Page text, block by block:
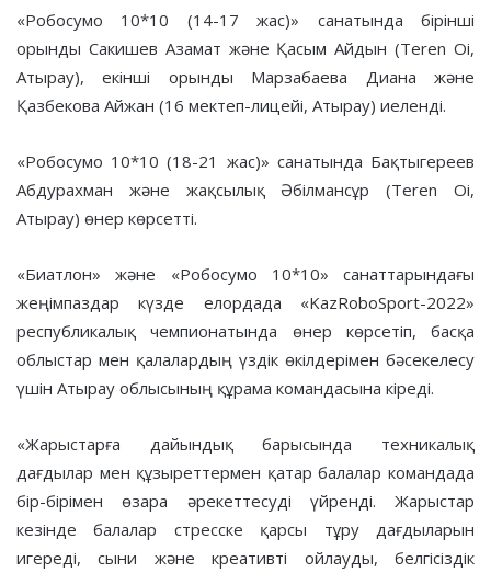
«Робосумо 10*10 (14-17 жас)» санатында бірінші
орынды Сакишев Азамат және Қасым Айдын (Teren Oi,
Атырау), екінші орынды Марзабаева Диана және
Қазбекова Айжан (16 мектеп-лицейі, Атырау) иеленді.
«Робосумо 10*10 (18-21 жас)» санатында Бақтыгереев
Абдурахман және жақсылық Әбілмансұр (Teren Oi,
Атырау) өнер көрсетті.
«Биатлон» және «Робосумо 10*10» санаттарындағы
жеңімпаздар күзде елордада «KazRoboSport-2022»
республикалық чемпионатында өнер көрсетіп, басқа
облыстар мен қалалардың үздік өкілдерімен бәсекелесу
үшін Атырау облысының құрама командасына кіреді.
«Жарыстарға дайындық барысында техникалық
дағдылар мен құзыреттермен қатар балалар командада
бір-бірімен өзара әрекеттесуді үйренді. Жарыстар
кезінде балалар стресске қарсы тұру дағдыларын
игереді, сыни және креативті ойлауды, белгісіздік